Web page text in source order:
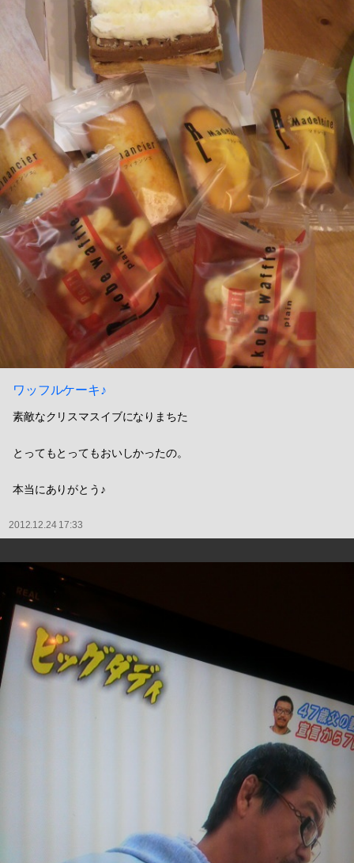
ワッフルケーキ♪
素敵なクリスマスイブになりまちた
とってもとってもおいしかったの。
本当にありがとう♪
2012.12.24 17:33